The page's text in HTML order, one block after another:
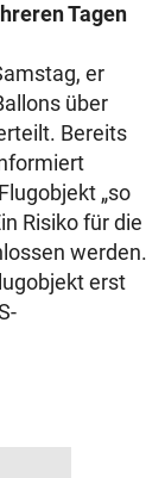
Tagen
er
über
Bereits
„so
Risiko für die
werden.
erst